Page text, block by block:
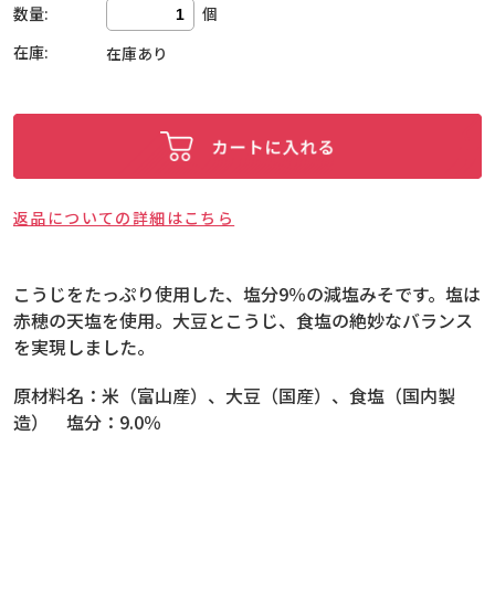
数量:
個
在庫:
在庫あり
返品についての詳細はこちら
こうじをたっぷり使用した、塩分9％の減塩みそです。塩は
赤穂の天塩を使用。大豆とこうじ、食塩の絶妙なバランス
を実現しました。
原材料名： 米（富山産）、大豆（国産）、食塩（国内製
造） 塩分：9.0％